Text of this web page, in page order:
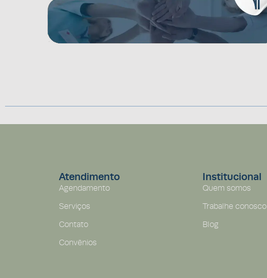
Atendimento
Agendamento
Serviços
Contato
Convênios
Institucional
Quem somos
Trabalhe conosco
Blog